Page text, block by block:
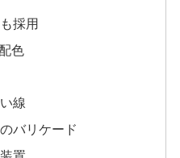
採用
色
線
バリケード